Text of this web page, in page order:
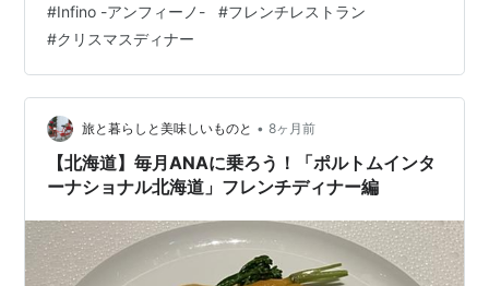
プラン ノンアルコールのスパークリングをお願いしたら
自家製カクテルが出てきました。少し苦みのある柑橘系
のフレーバー 目覚め 白樺の樹液 白樺の樹液のみで作ら
れたゼリーに更に白樺の樹液そのものを注いで (;^ω^) 樹
液のお味しかしません‥ 始動 フロマージュブラン トリュ
フ 小麦粉のグリッ…
#Infino -アンフィーノ- #フレンチレストラン
#クリスマスディナー
旅と暮らしと美味しいものと • 8ヶ月前
【北海道】毎月ANAに乗ろう！「ポルトムインタ
ーナショナル北海道」フレンチディナー編